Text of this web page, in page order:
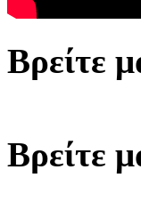
Βρείτε
Βρείτε